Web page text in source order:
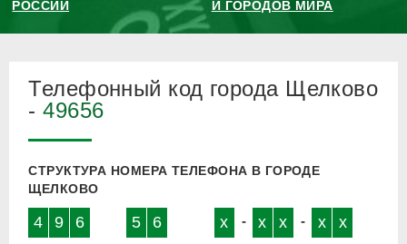
РОССИИ
И ГОРОДОВ МИРА
Телефонный код города Щелково
-49656
СТРУКТУРА НОМЕРА ТЕЛЕФОНА В ГОРОДЕ
ЩЕЛКОВО
4 9 6 5 6 x - x x - x x